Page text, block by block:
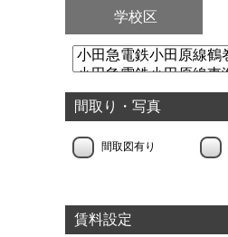
学校区
間取り・写真
間取図有り
賃料設定